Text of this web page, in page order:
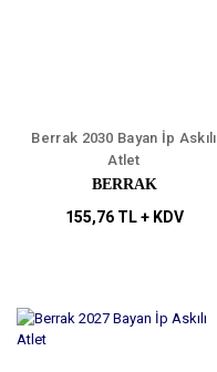
Berrak 2030 Bayan İp Askılı
Atlet
BERRAK
155,76 TL + KDV